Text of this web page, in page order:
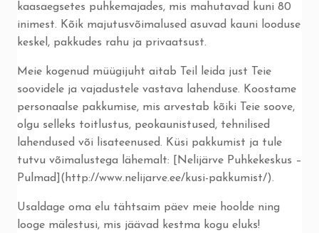
kaasaegsetes puhkemajades, mis mahutavad kuni 80
inimest. Kõik majutusvõimalused asuvad kauni looduse
keskel, pakkudes rahu ja privaatsust.
Meie kogenud müügijuht aitab Teil leida just Teie
soovidele ja vajadustele vastava lahenduse. Koostame
personaalse pakkumise, mis arvestab kõiki Teie soove,
olgu selleks toitlustus, peokaunistused, tehnilised
lahendused või lisateenused. Küsi pakkumist ja tule
tutvu võimalustega lähemalt: [Nelijärve Puhkekeskus –
Pulmad](http://www.nelijarve.ee/kusi-pakkumist/).
Usaldage oma elu tähtsaim päev meie hoolde ning
looge mälestusi, mis jäävad kestma kogu eluks!